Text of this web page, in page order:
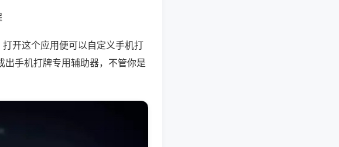
开这个应用便可以自定义手机打
手机打牌专用辅助器，不管你是